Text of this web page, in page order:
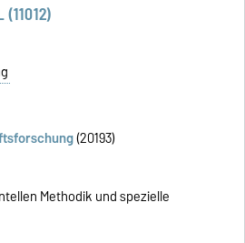
(20193)
Methodik und spezielle